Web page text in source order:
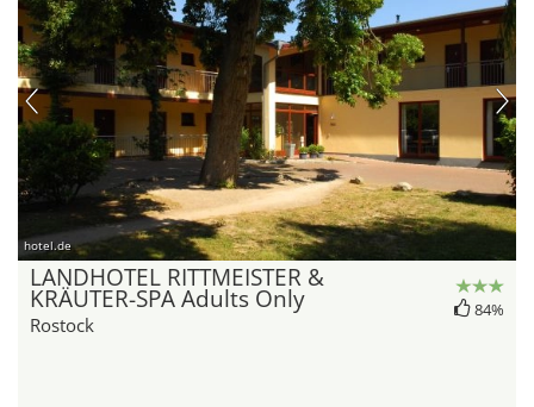
hotel.de
LANDHOTEL RITTMEISTER &
KRÄUTER-SPA Adults Only
Rostock
84%